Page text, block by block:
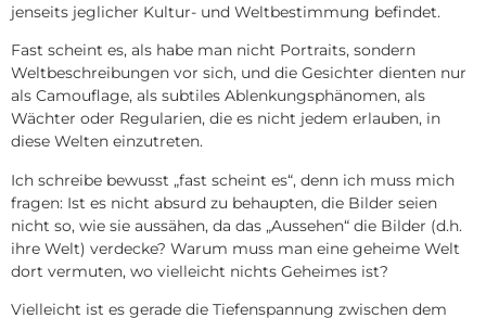
jenseits jeglicher Kultur- und Weltbestimmung befindet.
Fast scheint es, als habe man nicht Portraits, sondern
Weltbeschreibungen vor sich, und die Gesichter dienten nur
als Camouflage, als subtiles Ablenkungsphänomen, als
Wächter oder Regularien, die es nicht jedem erlauben, in
diese Welten einzutreten.
Ich schreibe bewusst „fast scheint es“, denn ich muss mich
fragen: Ist es nicht absurd zu behaupten, die Bilder seien
nicht so, wie sie aussähen, da das „Aussehen“ die Bilder (d.h.
ihre Welt) verdecke? Warum muss man eine geheime Welt
dort vermuten, wo vielleicht nichts Geheimes ist?
Vielleicht ist es gerade die Tiefenspannung zwischen dem